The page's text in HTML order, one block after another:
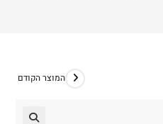
המוצר הקודם